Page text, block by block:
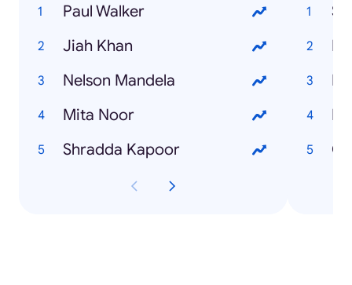
Paul Walker
Jiah Khan
Nelson Mandela
Mita Noor
Shradda Kapoor
Fb